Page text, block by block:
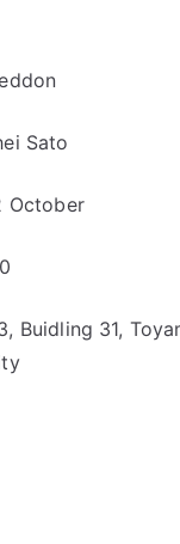
Sato
October
Buidling 31,